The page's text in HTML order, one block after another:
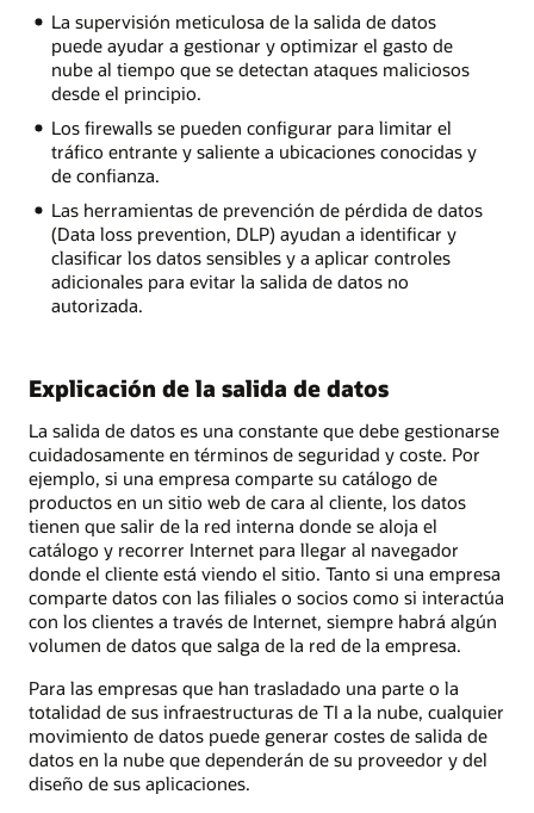
La supervisión meticulosa de la salida de datos
puede ayudar a gestionar y optimizar el gasto de
nube al tiempo que se detectan ataques maliciosos
desde el principio.
Los firewalls se pueden configurar para limitar el
tráfico entrante y saliente a ubicaciones conocidas y
de confianza.
Las herramientas de prevención de pérdida de datos
(Data loss prevention, DLP) ayudan a identificar y
clasificar los datos sensibles y a aplicar controles
adicionales para evitar la salida de datos no
autorizada.
Explicación de la salida de datos
La salida de datos es una constante que debe gestionarse
cuidadosamente en términos de seguridad y coste. Por
ejemplo, si una empresa comparte su catálogo de
productos en un sitio web de cara al cliente, los datos
tienen que salir de la red interna donde se aloja el
catálogo y recorrer Internet para llegar al navegador
donde el cliente está viendo el sitio. Tanto si una empresa
comparte datos con las filiales o socios como si interactúa
con los clientes a través de Internet, siempre habrá algún
volumen de datos que salga de la red de la empresa.
Para las empresas que han trasladado una parte o la
totalidad de sus infraestructuras de TI a la nube, cualquier
movimiento de datos puede generar costes de salida de
datos en la nube que dependerán de su proveedor y del
diseño de sus aplicaciones.